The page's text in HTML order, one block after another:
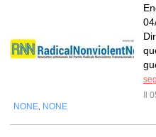
Il
NONE NONE